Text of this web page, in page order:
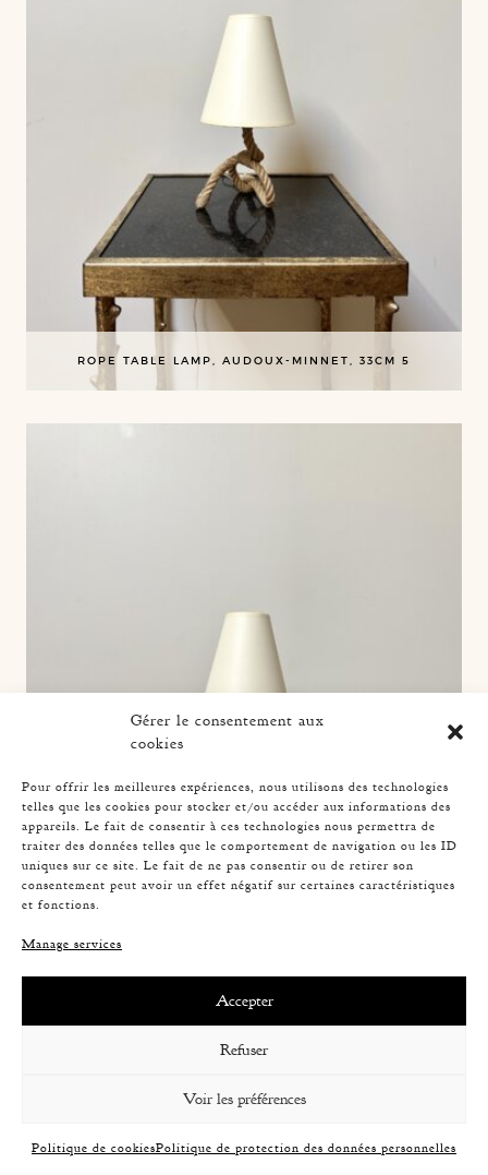
Gérer le consentement aux
cookies
Pour offrir les meilleures expériences, nous utilisons des technologies
telles que les cookies pour stocker et/ou accéder aux informations des
appareils. Le fait de consentir à ces technologies nous permettra de
traiter des données telles que le comportement de navigation ou les ID
uniques sur ce site. Le fait de ne pas consentir ou de retirer son
consentement peut avoir un effet négatif sur certaines caractéristiques
et fonctions.
Manage services
Accepter
Refuser
Voir les préférences
Politique de cookiesPolitique de protection des données personnelles
ROPE TABLE LAMP, AUDOUX-MINNET, 33CM 5
ROPE TABLE LAMP, AUDOUX-MINNET, 33,5CM 4